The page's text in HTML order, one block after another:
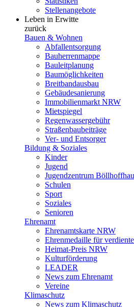
Stellenangebote
Leben in Erwitte
zurück
Bauen & Wohnen
Abfallentsorgung
Bauherrenmappe
Bauleitplanung
Baumöglichkeiten
Breitbandausbau
Gebäudesanierung
Immobilienmarkt NRW
Mietspiegel
Regenwassergebühr
Straßenbaubeiträge
Ver- und Entsorger
Bildung & Soziales
Kinder
Jugend
Jugendzentrum
Schulen
Sport
Soziales
Senioren
Ehrenamt
Ehrenamtskarte NRW
Ehrenmedaille für
Heimat-Preis NRW
Kulturförderung
LEADER
News zum Ehrenamt
Vereine
Klimaschutz
News zum Klimaschutz